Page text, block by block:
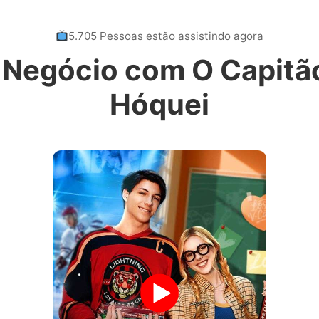
5.705 Pessoas estão assistindo agora
com O
Hóquei